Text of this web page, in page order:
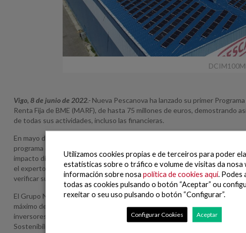
Vigo, 8 de junio de 2022.- Nueva Pescanova ha lanzado su primer
Renta Fija de BME (MARF), de hasta 75 millones de euros, demostrando
de todas sus actividades, incluso las financieras.
En mayo de 2022, Nueva Pescanova publicó su Marco Normativo de
programa de sostenibilidad del Grupo, “Pescanova Blue”, y a una serie
impacto directo con relación a materias primas trazables y tripulación y
el experto independiente European Quality Assurance (EQA), entidad
verificar su alineación con los Principios de los Bonos vinculados a la
El Grupo Nueva Pescanova lanzó en 2021 su primera emisión de pagarés
máximo de saldo vivo de 50 millones de euros, diversificando así sus
inversores profesionales. Con la renovación del Programa de Pagarés, al
Sostenibilidad, la compañía continuará emitiendo deuda a corto plazo con
Utilizamos cookies propias e de terceiros para poder
estatísticas sobre o tráfico e volume de visitas da nosa
información sobre nosa política de cookies aquí. Podes
todas as cookies pulsando o botón “Aceptar” ou
rexeitar o seu uso pulsando o botón “Configurar”.
Configurar Cookies Aceptar